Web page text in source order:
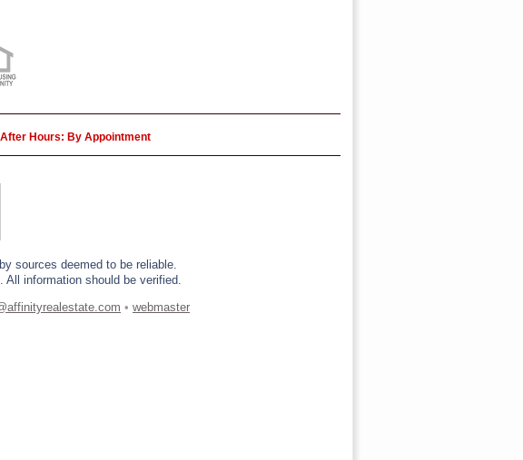
After Hours: By Appointment
sources deemed to be reliable.
information should be verified.
• webmaster